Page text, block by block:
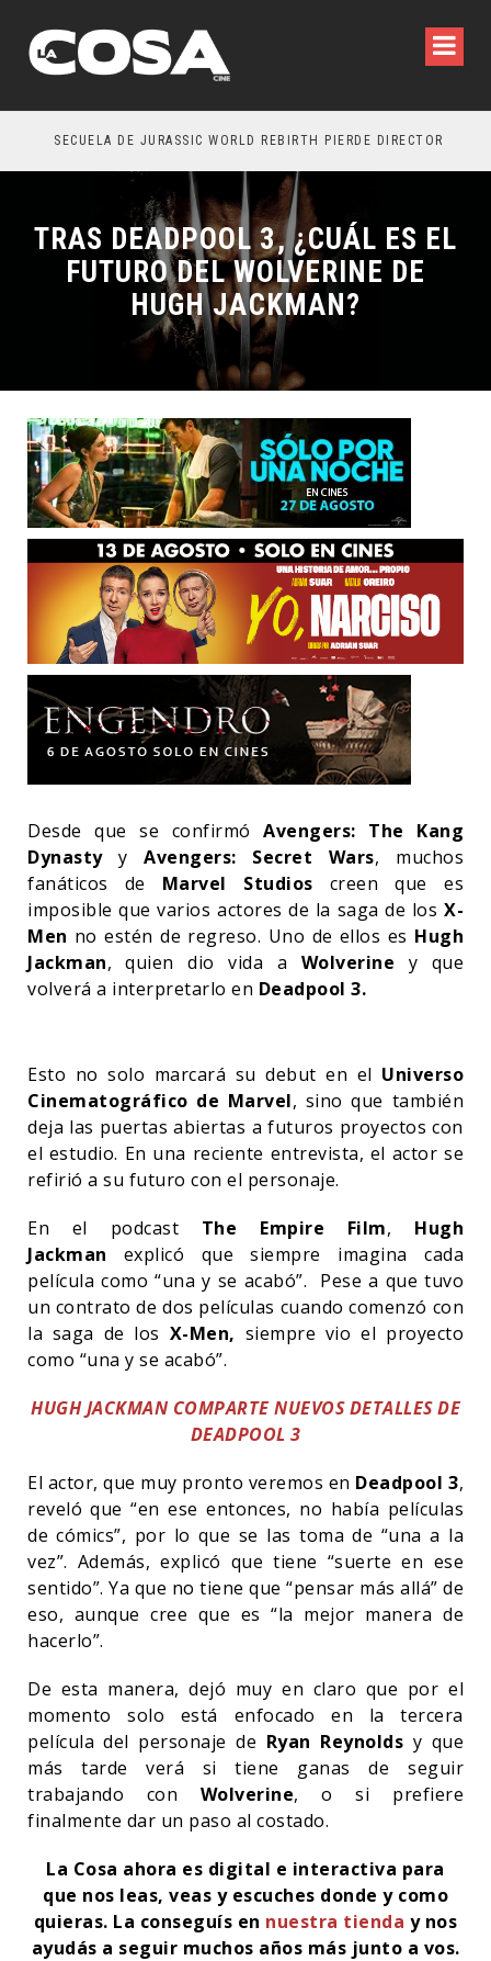
SECUELA DE JURASSIC WORLD REBIRTH PIERDE DIRECTOR
TRAS DEADPOOL 3, ¿CUÁL ES EL
FUTURO DEL WOLVERINE DE
HUGH JACKMAN?
Desde que se confirmó Avengers: The Kang
DynastyyAvengers: Secret Wars, muchos
fanáticos de Marvel Studios creen que es
imposible que varios actores de la saga de los X-
Men no estén de regreso. Uno de ellos es Hugh
Jackman, quien dio vida a Wolverine y que
volverá a interpretarlo en Deadpool 3.
Esto no solo marcará su debut en el Universo
Cinematográfico de Marvel, sino que también
deja las puertas abiertas a futuros proyectos con
el estudio. En una reciente entrevista, el actor se
refirió a su futuro con el personaje.
En el podcast The Empire Film, Hugh
Jackman explicó que siempre imagina cada
película como “una y se acabó”. Pese a que tuvo
un contrato de dos películas cuando comenzó con
la saga de los X-Men, siempre vio el proyecto
como “una y se acabó”.
HUGH JACKMAN COMPARTE NUEVOS DETALLES DE
DEADPOOL 3
El actor, que muy pronto veremos en Deadpool 3,
reveló que “en ese entonces, no había películas
de cómics”, por lo que se las toma de “una a la
vez”. Además, explicó que tiene “suerte en ese
sentido”. Ya que no tiene que “pensar más allá” de
eso, aunque cree que es “la mejor manera de
hacerlo”.
De esta manera, dejó muy en claro que por el
momento solo está enfocado en la tercera
película del personaje de Ryan Reynolds y que
más tarde verá si tiene ganas de seguir
trabajando con Wolverine, o si prefiere
finalmente dar un paso al costado.
La Cosa ahora es digital e interactiva para
que nos leas, veas y escuches donde y como
quieras. La conseguís en nuestra tienda y nos
ayudás a seguir muchos años más junto a vos.